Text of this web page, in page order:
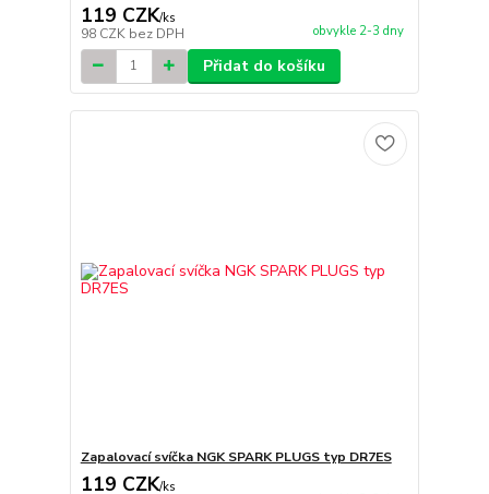
119 CZK/ks
98 CZK bez DPH obvykle 2-3 dny
Přidat do košíku
Zapalovací svíčka NGK SPARK PLUGS typ DR7ES
119 CZK/ks